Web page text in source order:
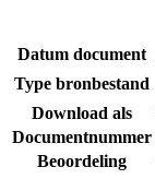
Datum document
Type bronbestand
Download als
Documentnummer
Beoordeling